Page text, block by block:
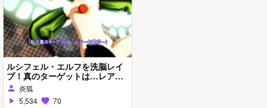
ルシフェル・エルフを洗脳レイ
プ！真のターゲットは…レア
様！『次はお前だ…』
person 炎狐
play_arrow 5,534 favorite 70